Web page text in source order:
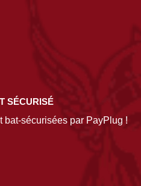
SÉCURISÉ
bat-sécurisées par PayPlug !